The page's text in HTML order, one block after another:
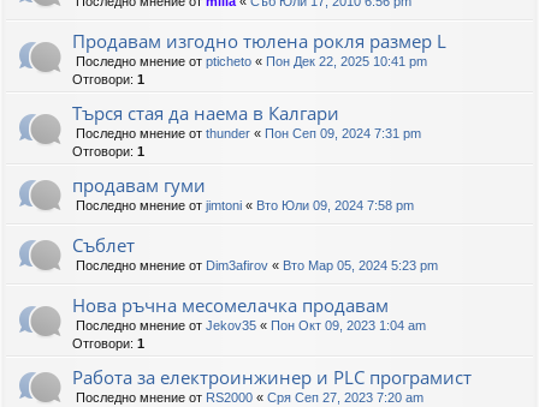
Продавам изгодно тюлена рокля размер L
Последно мнение от pticheto « Пон Дек 22, 2025 10:41 pm
Отговори: 1
Търся стая да наема в Калгари
Последно мнение от thunder « Пон Сеп 09, 2024 7:31 pm
Отговори: 1
продавам гуми
Последно мнение от jimtoni « Вто Юли 09, 2024 7:58 pm
Съблет
Последно мнение от Dim3afirov « Вто Мар 05, 2024 5:23 pm
Нова ръчна месомелачка продавам
Последно мнение от Jekov35 « Пон Окт 09, 2023 1:04 am
Отговори: 1
Работа за електроинжинер и PLC програмист
Последно мнение от RS2000 « Сря Сеп 27, 2023 7:20 am